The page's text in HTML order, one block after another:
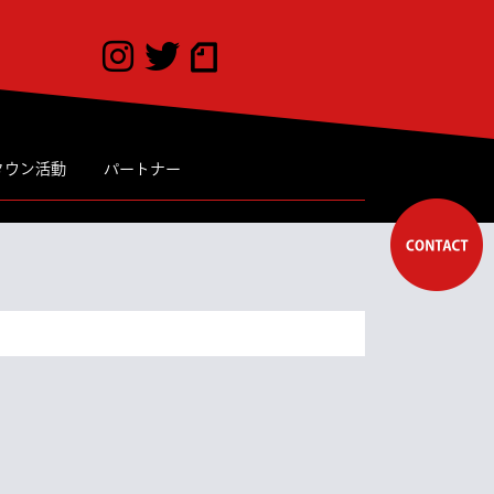
ウン活動 パートナー